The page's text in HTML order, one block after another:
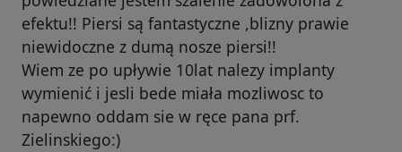
efektu!! Piersi są fantastyczne ,blizny prawie
niewidoczne z dumą nosze piersi!!
Wiem ze po upływie 10lat nalezy implanty
wymienić i jesli bede miała mozliwosc to
napewno oddam sie w ręce pana prf.
Zielinskiego:)